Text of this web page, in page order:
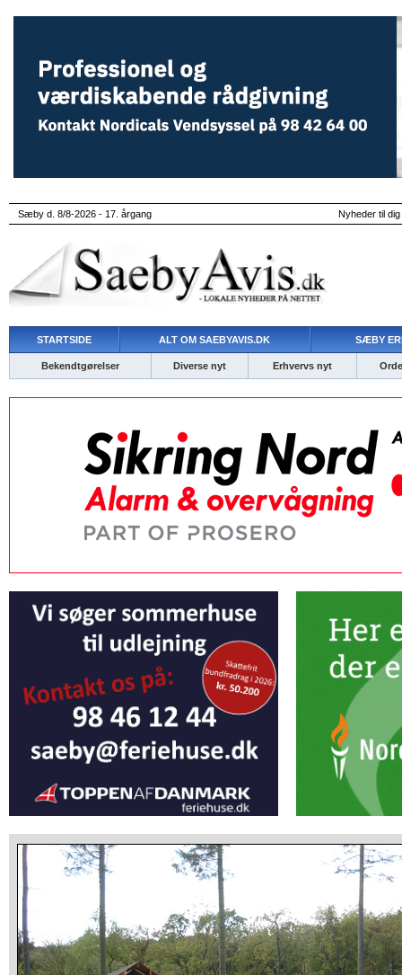
Sæby d. 8/8-2026 - 17. årgang Nyheder til
STARTSIDE ALT OM SAEBYAVIS.DK SÆBY
Bekendtgørelser Diverse nyt Erhvervs nyt